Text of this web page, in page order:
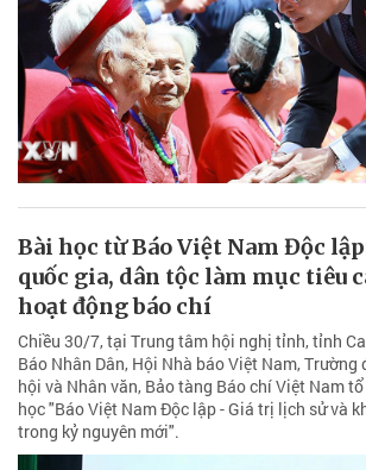
Bài học từ Báo Việt Nam Độc
quốc gia, dân tộc làm mục tiêu
hoạt động báo chí
Chiều 30/7, tại Trung tâm hội nghị tỉnh, tỉnh
Báo Nhân Dân, Hội Nhà báo Việt Nam, Trường
hội và Nhân văn, Bảo tàng Báo chí Việt Nam
học "Báo Việt Nam Độc lập - Giá trị lịch sử và
trong kỷ nguyên mới".